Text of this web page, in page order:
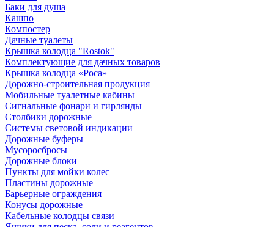
Баки для душа
Кашпо
Компостер
Дачные туалеты
Крышка колодца "Rostok"
Комплектующие для дачных товаров
Крышка колодца «Роса»
Дорожно-строительная продукция
Мобильные туалетные кабины
Сигнальные фонари и гирлянды
Столбики дорожные
Системы световой индикации
Дорожные буферы
Мусоросбросы
Дорожные блоки
Пункты для мойки колес
Пластины дорожные
Барьерные ограждения
Конусы дорожные
Кабельные колодцы связи